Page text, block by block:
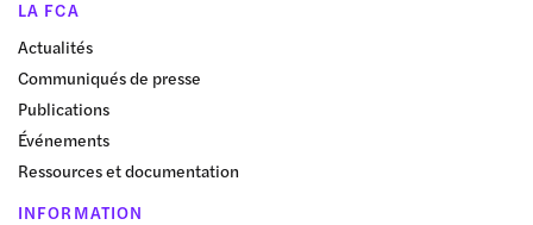
LA FCA
Actualités
Communiqués de presse
Publications
Événements
Ressources et documentation
INFORMATION